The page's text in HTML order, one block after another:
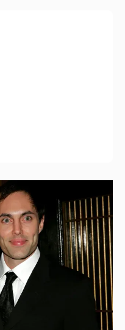
Джоли
развода с